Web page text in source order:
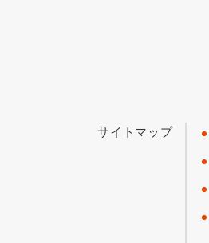
サイトマップ